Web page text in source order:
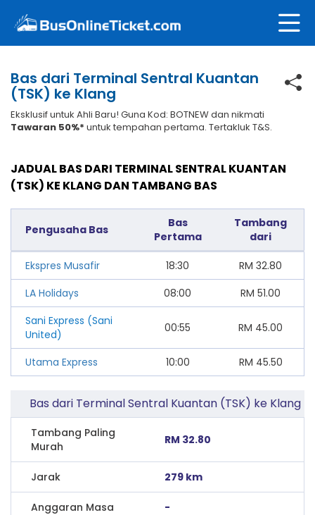
Bas dari Terminal Sentral Kuantan
(TSK) ke Klang
Eksklusif untuk Ahli Baru! Guna Kod: BOTNEW dan nikmati
Tawaran 50%* untuk tempahan pertama. Tertakluk T&S.
JADUAL BAS DARI TERMINAL SENTRAL KUANTAN
(TSK) KE KLANG DAN TAMBANG BAS
Pengusaha Bas
Bas
Pertama
Tambang
dari
Ekspres Musafir 18:30 RM 32.80
LA Holidays
08:00 RM 51.00
Sani Express (Sani
United)
00:55 RM 45.00
Utama Express 10:00 RM 45.50
Bas dari Terminal Sentral Kuantan (TSK) ke Klang
Tambang Paling
Murah
RM 32.80
Jarak 279 km
Anggaran Masa -